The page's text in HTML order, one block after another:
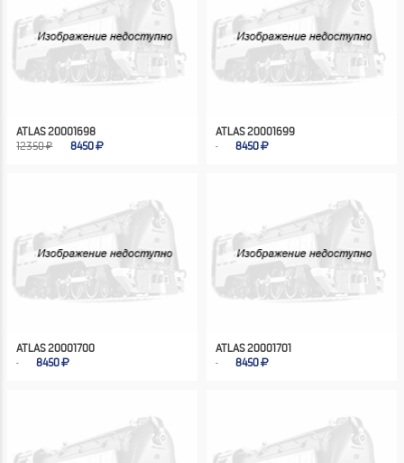
ATLAS 20001698
12350 ₽
8450
ATLAS 20001699
8450
ATLAS 20001700
8450
ATLAS 20001701
8450